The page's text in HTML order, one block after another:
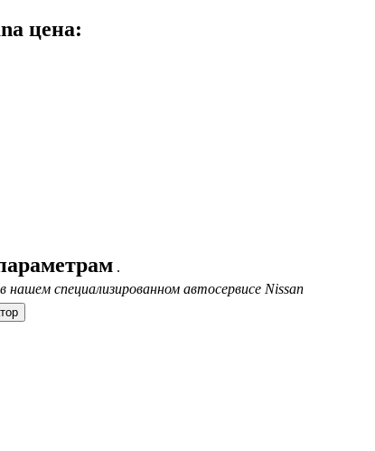
цена:
.
специализированном автосервисе Nissan